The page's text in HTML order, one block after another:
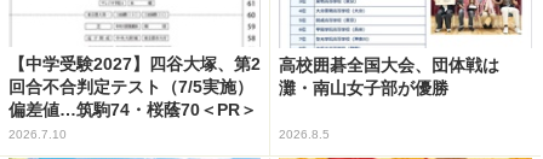
【中学受験2027】四谷大塚、第2
回合不合判定テスト（7/5実施）
偏差値…筑駒74・桜蔭70＜PR＞
2026.7.10
高校囲碁全国大会、団体戦は
灘・南山女子部が優勝
2026.8.5